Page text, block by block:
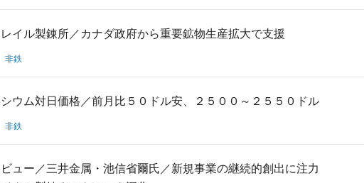
イル製錬所／カナダ政府から重要鉱物生産拡大で支援
非鉄
ウム対日価格／前月比５０ドル安、２５００～２５５０ドル
非鉄
ュー／三井金属・池信省爾氏／新規事業の継続的創出に注力